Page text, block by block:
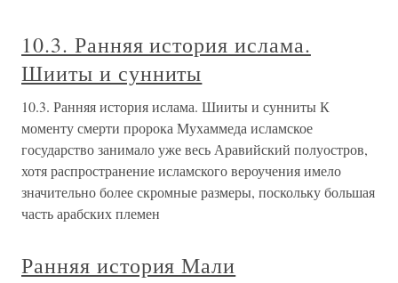
10.3. Ранняя история ислама.
Шииты и сунниты
10.3. Ранняя история ислама. Шииты и сунниты К
моменту смерти пророка Мухаммеда исламское
государство занимало уже весь Аравийский полуостров,
хотя распространение исламского вероучения имело
значительно более скромные размеры, поскольку большая
часть арабских племен
Ранняя история Мали